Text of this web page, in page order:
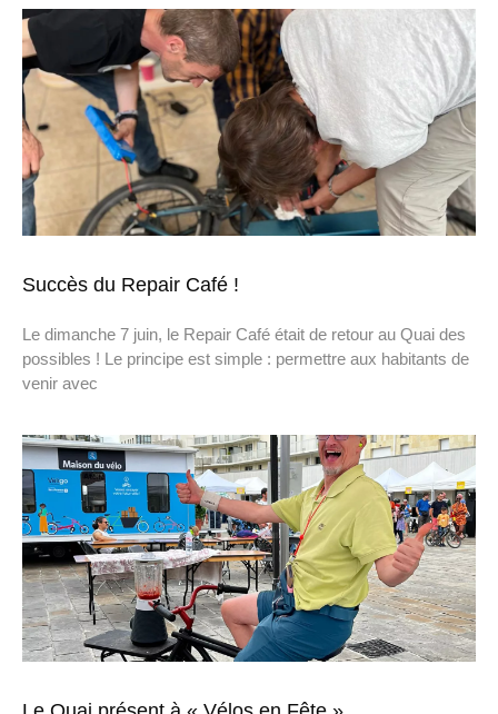
Succès du Repair Café !
Le dimanche 7 juin, le Repair Café était de retour au Quai des
possibles ! Le principe est simple : permettre aux habitants de
venir avec